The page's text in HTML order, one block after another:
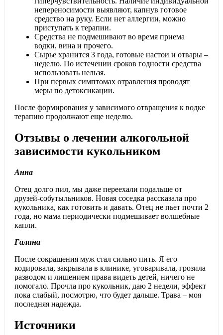
непереносимости выявляют, капнув готовое
средство на руку. Если нет аллергии, можно
приступать к терапии.
Средства не подмешивают во время приема
водки, вина и прочего.
Сырье хранится 3 года, готовые настои и отвары –
неделю. По истечении сроков годности средства
использовать нельзя.
При первых симптомах отравления проводят
меры по детоксикации.
После формирования у зависимого отвращения к водке
терапию продолжают еще неделю.
Отзывы о лечении алкогольной
зависимости кукольником
Анна
Отец долго пил, мы даже переехали подальше от
друзей-собутыльников. Новая соседка рассказала про
кукольника, как готовить и давать. Отец не пьет почти 2
года, но мама периодически подмешивает волшебные
капли.
Галина
После сокращения муж стал сильно пить. Я его
кодировала, закрывала в клинике, уговаривала, грозила
разводом и лишением права видеть детей, ничего не
помогало. Прочла про кукольник, даю 2 недели, эффект
пока слабый, посмотрю, что будет дальше. Трава – моя
последняя надежда.
Источники